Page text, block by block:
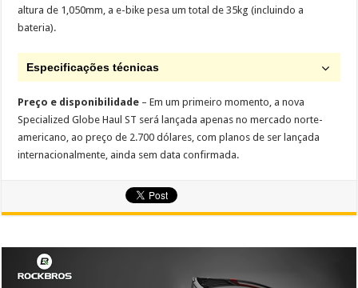
altura de 1,050mm, a e-bike pesa um total de 35kg (incluindo a
bateria).
Especificações técnicas
Preço e disponibilidade – Em um primeiro momento, a nova
Specialized Globe Haul ST será lançada apenas no mercado norte-
americano, ao preço de 2.700 dólares, com planos de ser lançada
internacionalmente, ainda sem data confirmada.